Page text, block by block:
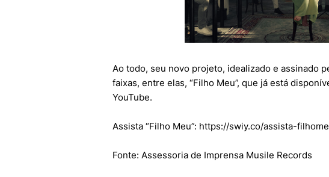
Ao todo, seu novo projeto, idealizado e assinado
faixas, entre elas, “Filho Meu”, que já está
YouTube.
Assista “Filho Meu”: https://swiy.co/assista-
Fonte: Assessoria de Imprensa Musile Records